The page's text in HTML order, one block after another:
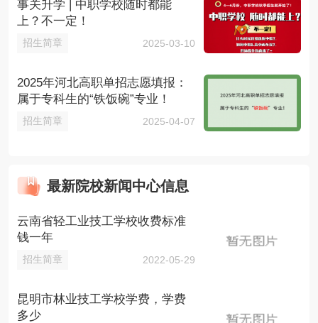
事关升学 | 中职学校随时都能
上？不一定！
招生简章 2025-03-10
2025年河北高职单招志愿填报：
属于专科生的“铁饭碗”专业！
招生简章 2025-04-07
最新院校新闻中心信息
云南省轻工业技工学校收费标准
钱一年
招生简章 2022-05-29
昆明市林业技工学校学费，学费
多少